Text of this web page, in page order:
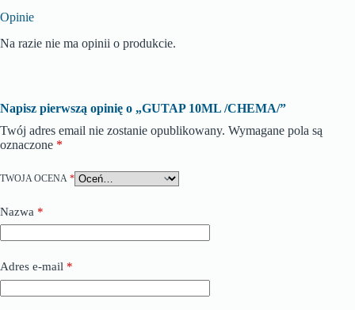
Opinie
Na razie nie ma opinii o produkcie.
Napisz pierwszą opinię o „GUTAP 10ML /CHEMA/”
Twój adres email nie zostanie opublikowany. Wymagane pola są
oznaczone *
TWOJA OCENA *
Nazwa *
Adres e-mail *